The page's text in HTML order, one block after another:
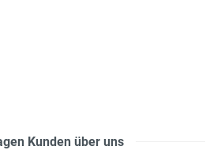
Kunden über uns